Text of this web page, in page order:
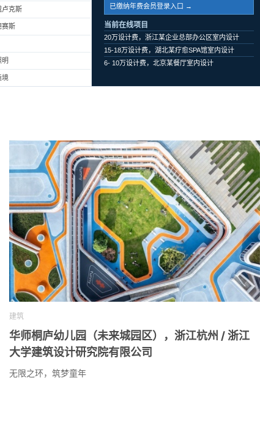
卢克斯
赛斯
明
境
已缴纳年费会员登录入口 →
当前在线项目
20万设计费，浙江某企业总部办公区室内设计
15-18万设计费，湖北某疗愈SPA馆室内设计
6- 10万设计费，北京某餐厅室内设计
建筑
华师桐庐幼儿园（未来城园区），浙江杭州 / 浙江
大学建筑设计研究院有限公司
无限之环，筑梦童年